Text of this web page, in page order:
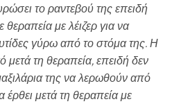
το ραντεβού της επειδή
με λέιζερ για να
γύρω από το στόμα της. Η
μετά τη θεραπεία, επειδή δεν
της να λερωθούν από
μετά τη θεραπεία με